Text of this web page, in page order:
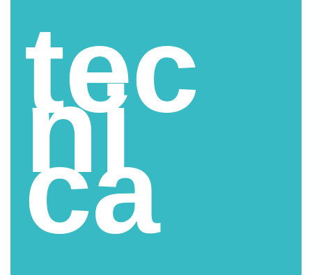
tec
ni
ca